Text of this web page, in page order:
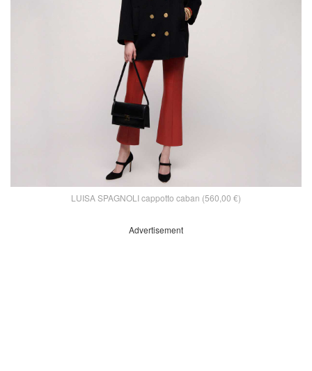
LUISA SPAGNOLI cappotto caban (560,00 €)
Advertisement